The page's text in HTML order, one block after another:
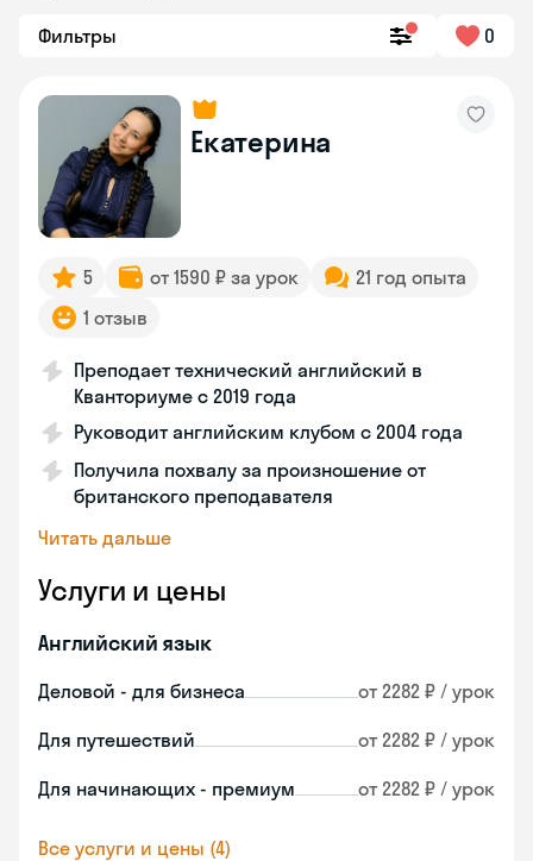
Фильтры 0
Екатерина
5 от 1590 ₽ за урок
21 год опыта
1 отзыв
Преподает технический английский в
Кванториуме с 2019 года
Руководит английским клубом с 2004 года
Получила похвалу за произношение от
британского преподавателя
Читать дальше
Услуги и цены
Английский язык
Деловой - для бизнеса от 2282 ₽ / урок
Для путешествий от 2282 ₽ / урок
Для начинающих - премиум от 2282 ₽ / урок
Все услуги и цены (4)